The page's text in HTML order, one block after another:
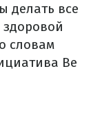
делать все
словам
Be